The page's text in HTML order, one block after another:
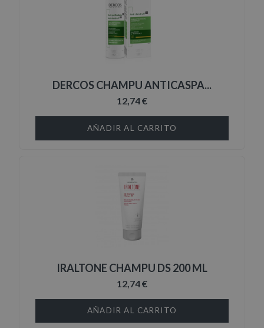
DERCOS CHAMPU ANTICASPA...
12,74 €
AÑADIR AL CARRITO
IRALTONE CHAMPU DS 200 ML
12,74 €
AÑADIR AL CARRITO